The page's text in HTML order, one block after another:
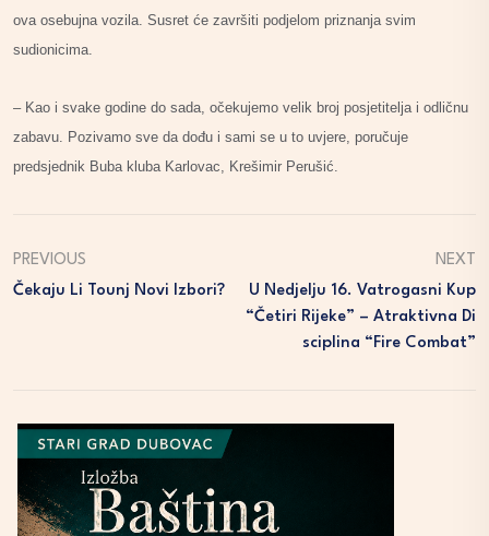
ova osebujna vozila. Susret će završiti podjelom priznanja svim
sudionicima.
– Kao i svake godine do sada, očekujemo velik broj posjetitelja i odličnu
zabavu. Pozivamo sve da dođu i sami se u to uvjere, poručuje
predsjednik Buba kluba Karlovac, Krešimir Perušić.
PREVIOUS
Čekaju Li Tounj Novi Izbori?
NEXT
U Nedjelju 16. Vatrogasni Kup
“Četiri Rijeke” – Atraktivna Di
Sciplina “fire Combat”